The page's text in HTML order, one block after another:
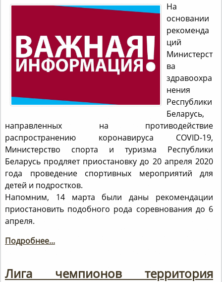
На
основании
рекоменда
ций
Министерст
ва
здравоохра
нения
Республики
Беларусь,
направленных на противодействие
распространению коронавируса COVID-19,
Министерство спорта и туризма Республики
Беларусь продляет приостановку до 20 апреля 2020
года проведение спортивных мероприятий для
детей и подростков.
Напомним, 14 марта были даны рекомендации
приостановить подобного рода соревнования до 6
апреля.
Подробнее...
Лига чемпионов территория